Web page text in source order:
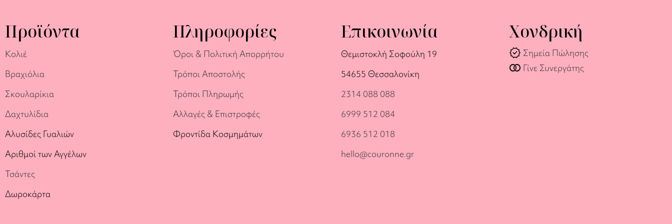
Προϊόντα
Κολιέ
Βραχιόλια
Σκουλαρίκια
Δαχτυλίδια
Αλυσίδες Γυαλιών
Αριθμοί των Αγγέλων
Τσάντες
Δωροκάρτα
Πληροφορίες
Όροι & Πολιτική Απορρήτου
Τρόποι Αποστολής
Τρόποι Πληρωμής
Αλλαγές & Επιστροφές
Φροντίδα Κοσμημάτων
Επικοινωνία
Θεμιστοκλή Σοφούλη 19
54655 Θεσσαλονίκη
2314 088 088
6999 512 084
6936 512 018
hello@couronne.gr
Χονδρική
verified Σημεία Πώλησης
join_full Γίνε Συνεργάτης